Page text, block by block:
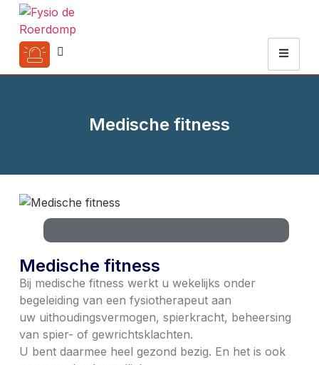
Medische fitness
Medische fitness
Bij medische fitness werkt u wekelijks onder
begeleiding van een fysiotherapeut aan
uw uithoudingsvermogen, spierkracht, beheersing
van spier- of gewrichtsklachten.
U bent daarmee heel gezond bezig. En het is ook